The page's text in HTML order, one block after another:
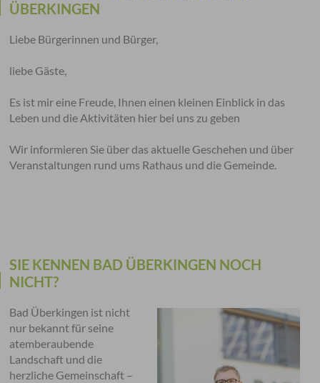
ÜBERKINGEN
Liebe Bürgerinnen und Bürger,
liebe Gäste,
Es ist mir eine Freude, Ihnen einen kleinen Einblick in das
Leben und die Aktivitäten hier bei uns zu geben
Wir informieren Sie über das aktuelle Geschehen und über
Veranstaltungen rund ums Rathaus und die Gemeinde.
SIE KENNEN BAD ÜBERKINGEN NOCH
NICHT?
Bad Überkingen ist nicht
nur bekannt für seine
atemberaubende
Landschaft und die
herzliche Gemeinschaft –